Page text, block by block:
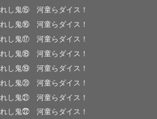
し鬼⑮ 河童らダイス！
し鬼⑯ 河童らダイス！
し鬼⑰ 河童らダイス！
し鬼⑱ 河童らダイス！
し鬼⑲ 河童らダイス！
し鬼⑳ 河童らダイス！
し鬼㉑ 河童らダイス！
し鬼㉒ 河童らダイス！